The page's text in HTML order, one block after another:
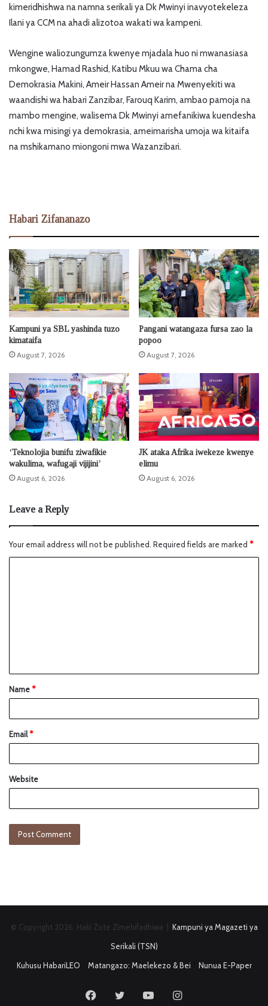
kimeridhishwa na namna serikali ya Dk Mwinyi inavyotekeleza
Ilani ya CCM na ahadi alizotoa wakati wa kampeni.
Wengine waliozungumza kwenye mjadala huo ni mwanasiasa
mkongwe, Hamad Rashid, Katibu Mkuu wa Chama cha
Demokrasia Makini, Ameir Hassan Ameir na Mwenyekiti wa
waandishi wa habari Zanzibar, Farouq Karim, ambao pamoja na
mambo mengine, walisema Dk Mwinyi amefanikiwa kuendesha
nchi kwa misingi ya demokrasia, ameimarisha umoja wa kitaifa
na mshikamano miongoni mwa Wazanzibari.
Habari Zifananazo
Kampuni ya SBL yashinda tuzo
kimataifa
August 7, 2026
Pangani watangaza fursa zao la
popoo
August 7, 2026
‘Teknolojia bunifu ziwafikie
wakulima, wafugaji vijijini’
August 6, 2026
JK ataka Afrika iwekeze kwenye
elimu
August 6, 2026
Leave a Reply
Your email address will not be published. Required fields are marked *
Name*
Email*
Website
© Copyright 2026, Haki Zote Zimehifadhiwa | Kampuni ya Magazeti ya
Serikali (TSN)
Kuhusu HabariLEO
Matangazo: Maelekezo & Bei Nunua E-Paper
FacebookTwitter YouTubeInstagram